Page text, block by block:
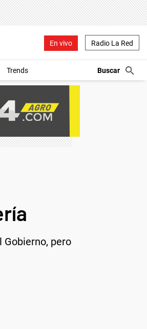
En vivo Radio La Red
Trends
pero